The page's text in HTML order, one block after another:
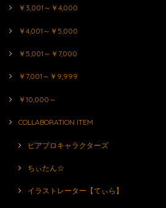
￥3,001～￥4,000
￥4,001～￥5,000
￥5,001～￥7,000
￥7,001～￥9,999
￥10,000～
COLLABORATION ITEM
ピアプロキャラクターズ
ちぃたん☆
イラストレーター【てぃら】